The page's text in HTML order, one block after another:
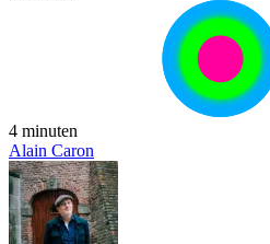
4 minuten
Alain Caron